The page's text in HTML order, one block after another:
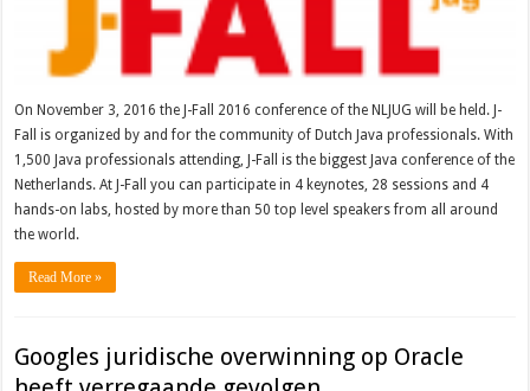
On November 3, 2016 the J-Fall 2016 conference of the NLJUG will be held. J-
Fall is organized by and for the community of Dutch Java professionals. With
1,500 Java professionals attending, J-Fall is the biggest Java conference of the
Netherlands. At J-Fall you can participate in 4 keynotes, 28 sessions and 4
hands-on labs, hosted by more than 50 top level speakers from all around
the world.
Read More »
Googles juridische overwinning op Oracle